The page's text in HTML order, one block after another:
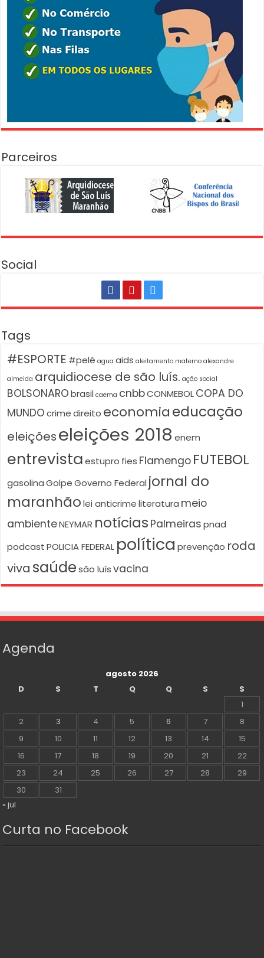
Parceiros
Social
Tags
#ESPORTE #pelé agua aids aleitamento materno alexandre
almeida arquidiocese de são luís. ação social
BOLSONARO brasil caema cnbbCONMEBOLCOPA DO
MUNDO crime direito economiaeducação
eleiçõeseleições 2018 enem
entrevista estupro fies Flamengo FUTEBOL
gasolina Golpe Governo Federal jornal do
maranhão lei anticrime literatura meio
ambienteNEYMAR notícias Palmeiras pnad
podcast POLICIA FEDERAL política prevenção roda
viva saúde são luís vacina
Agenda
agosto 2026
D
S T Q Q S
S
1
2
3 4 5 6 7
8
9
10 11 12 13 14
15
16
17 18 19 20 21
22
23
24 25 26 27 28
29
30
31
« jul
Curta no Facebook